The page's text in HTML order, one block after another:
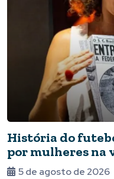
História do
por mulheres na
deixaram de jogar’
5 de agosto de 2026